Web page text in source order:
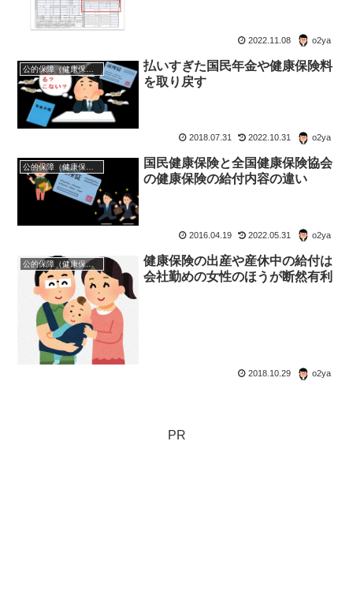
2022.11.08 o2ya
公的保障（健康保険・年金・雇用保険・生活保護・災害時の補償）
払いすぎた国民年金や健康保険料
を取り戻す
2018.07.31 2022.10.31 o2ya
公的保障（健康保険・年金・雇用保険・生活保護・災害時の補償）
国民健康保険と全国健康保険協会
の健康保険の給付内容の違い
2016.04.19 2022.05.31 o2ya
公的保障（健康保険・年金・雇用保険・生活保護・災害時の補償）
健康保険の出産や産休中の給付は
会社勤めの女性のほうが断然有利
2018.10.29 o2ya
PR